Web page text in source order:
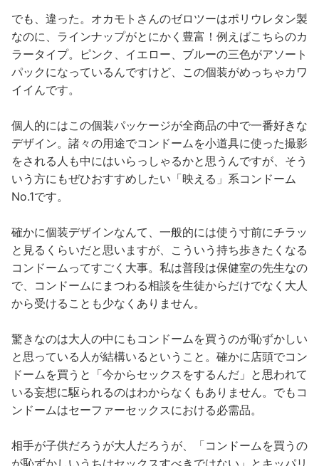
でも、違った。オカモトさんのゼロツーはポリウレタン製
なのに、ラインナップがとにかく豊富！例えばこちらのカ
ラータイプ。ピンク、イエロー、ブルーの三色がアソート
パックになっているんですけど、この個装がめっちゃカワ
イイんです。
個人的にはこの個装パッケージが全商品の中で一番好きな
デザイン。諸々の用途でコンドームを小道具に使った撮影
をされる人も中にはいらっしゃるかと思うんですが、そう
いう方にもぜひおすすめしたい「映える」系コンドーム
No.1です。
確かに個装デザインなんて、一般的には使う寸前にチラッ
と見るくらいだと思いますが、こういう持ち歩きたくなる
コンドームってすごく大事。私は普段は保健室の先生なの
で、コンドームにまつわる相談を生徒からだけでなく大人
から受けることも少なくありません。
驚きなのは大人の中にもコンドームを買うのが恥ずかしい
と思っている人が結構いるということ。確かに店頭でコン
ドームを買うと「今からセックスをするんだ」と思われて
いる妄想に駆られるのはわからなくもありません。でもコ
ンドームはセーファーセックスにおける必需品。
相手が子供だろうが大人だろうが、「コンドームを買うの